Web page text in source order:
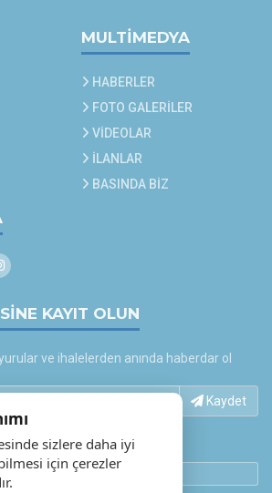
MULTİMEDYA
HABERLER
FOTO GALERİLER
VİDEOLAR
İLANLAR
BASINDA BİZ
KAYIT OLUN
ve ihalelerden anında haberdar ol
Kaydet
sizlere daha iyi
için çerezler